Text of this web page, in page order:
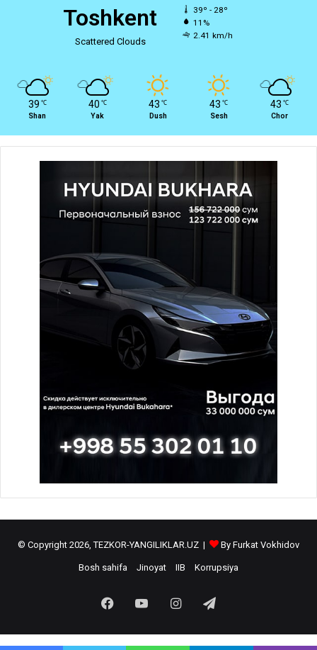
Toshkent
Scattered Clouds
39º - 28º
11%
2.41 km/h
39 ℃
Shan
40 ℃
Yak
43 ℃
Dush
43 ℃
Sesh
43 ℃
Chor
© Copyright 2026, TEZKOR-YANGILIKLAR.UZ | By Furkat Vokhidov
Bosh sahifa Jinoyat IIB Korrupsiya
FacebookYouTubeInstagramTelegram